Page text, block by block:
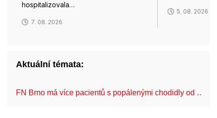
hospitalizovala…
7. 08. 2026
5. 08. 2026
Aktuální témata:
FN Brno má více pacientů s popálenými chodidly od …